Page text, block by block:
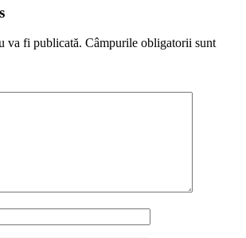
va fi publicată. Câmpurile obligatorii sunt